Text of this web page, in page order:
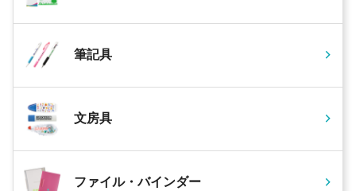
筆記具
文房具
ファイル・バインダー